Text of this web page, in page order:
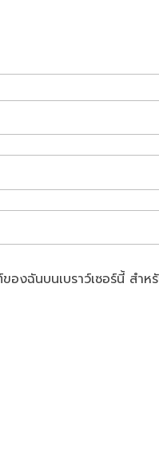
องฉันบนเบราว์เซอร์นี้ สำ